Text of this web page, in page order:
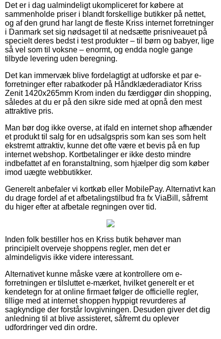
Det er i dag ualmindeligt ukompliceret for købere at
sammenholde priser i blandt forskellige butikker på nettet,
og af den grund har langt de fleste Kriss internet forretninger
i Danmark set sig nødsaget til at nedsætte prisniveauet på
specielt deres bedst i test produkter – til børn og babyer, lige
så vel som til voksne – enormt, og endda nogle gange
tilbyde levering uden beregning.
Det kan immervæk blive fordelagtigt at udforske et par e-
forretninger efter rabatkoder på Håndklæderadiator Kriss
Zenit 1420x265mm Krom inden du færdiggør din shopping,
således at du er på den sikre side med at opnå den mest
attraktive pris.
Man bør dog ikke overse, at ifald en internet shop afhænder
et produkt til salg for en udsalgspris som kan ses som helt
ekstremt attraktiv, kunne det ofte være et bevis på en fup
internet webshop. Kortbetalinger er ikke desto mindre
indbefattet af en foranstaltning, som hjælper dig som køber
imod uægte webbutikker.
Generelt anbefaler vi kortkøb eller MobilePay. Alternativt kan
du drage fordel af et afbetalingstilbud fra fx ViaBill, såfremt
du higer efter at afbetale regningen over tid.
Inden folk bestiller hos en Kriss butik behøver man
principielt overveje shoppens regler, men det er
almindeligvis ikke videre interessant.
Alternativet kunne måske være at kontrollere om e-
forretningen er tilsluttet e-mærket, hvilket generelt er et
kendetegn for at online firmaet følger de officielle regler,
tillige med at internet shoppen hyppigt revurderes af
sagkyndige der forstår lovgivningen. Desuden giver det dig
anledning til at blive assisteret, såfremt du oplever
udfordringer ved din ordre.